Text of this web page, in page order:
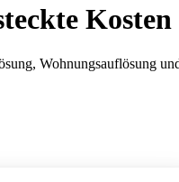
Kosten
Wohnungsauflösung